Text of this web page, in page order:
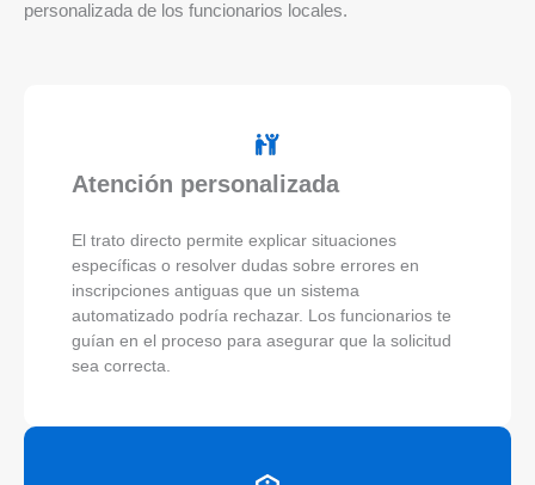
personalizada de los funcionarios locales.
Atención personalizada
El trato directo permite explicar situaciones
específicas o resolver dudas sobre errores en
inscripciones antiguas que un sistema
automatizado podría rechazar. Los funcionarios te
guían en el proceso para asegurar que la solicitud
sea correcta.